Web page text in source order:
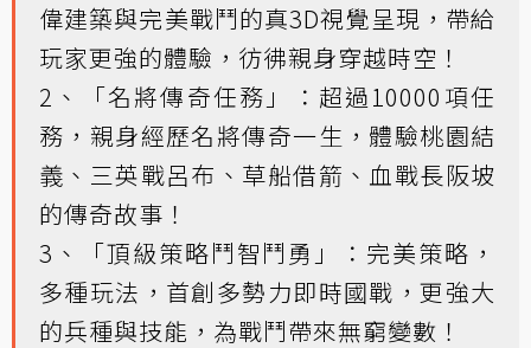
偉建築與完美戰鬥的真3D視覺呈現，帶給
玩家更強的體驗，彷彿親身穿越時空！
2、「名將傳奇任務」：超過10000項任
務，親身經歷名將傳奇一生，體驗桃園結
義、三英戰呂布、草船借箭、血戰長阪坡
的傳奇故事！
3、「頂級策略鬥智鬥勇」：完美策略，
多種玩法，首創多勢力即時國戰，更強大
的兵種與技能，為戰鬥帶來無窮變數！